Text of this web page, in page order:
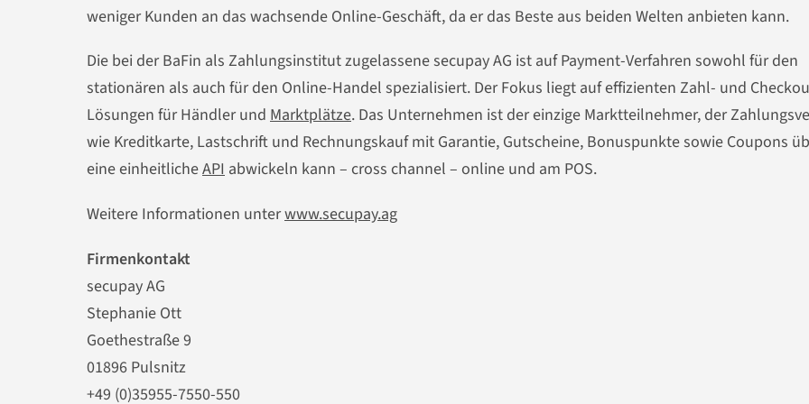
weniger Kunden an das wachsende Online-Geschäft, da er das Beste aus beiden Welten anbieten kann.
Die bei der BaFin als Zahlungsinstitut zugelassene secupay AG ist auf Payment-Verfahren sowohl für den
stationären als auch für den Online-Handel spezialisiert. Der Fokus liegt auf effizienten Zahl- und
Lösungen für Händler und Marktplätze. Das Unternehmen ist der einzige Marktteilnehmer, der
wie Kreditkarte, Lastschrift und Rechnungskauf mit Garantie, Gutscheine, Bonuspunkte sowie Coupons
eine einheitlicheAPI abwickeln kann – cross channel – online und am POS.
Weitere Informationen unterwww.secupay.ag
Firmenkontakt
secupay AG
Stephanie Ott
Goethestraße 9
01896 Pulsnitz
+49 (0)35955-7550-550